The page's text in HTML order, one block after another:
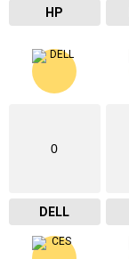
HP
0
DELL